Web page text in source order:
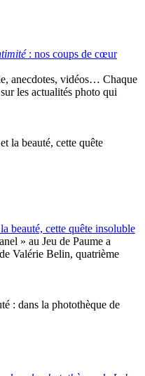
: nos coups de cœur
anecdotes, vidéos… Chaque
les actualités photo qui
beauté, cette quête insoluble
» au Jeu de Paume a
Valérie Belin, quatrième